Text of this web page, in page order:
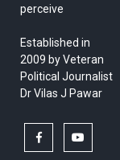
perceive
Established in
2009 by Veteran
Political Journalist
Dr Vilas J Pawar
facebook